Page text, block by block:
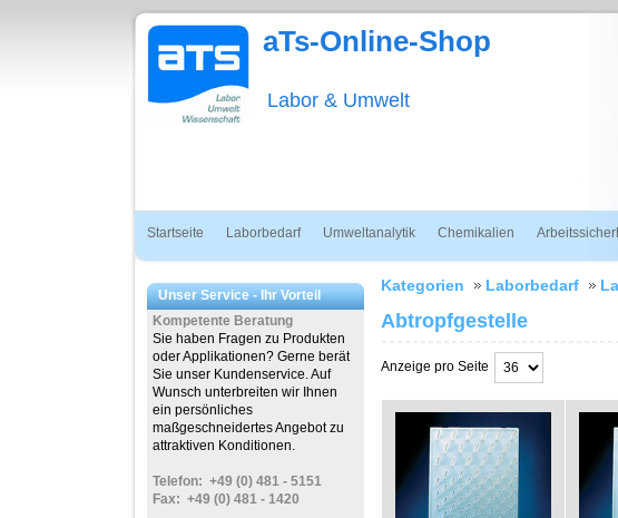
aTs-Online-Shop
Labor & Umwelt
Startseite Laborbedarf Umweltanalytik Chemikalien
Unser Service - Ihr Vorteil
Kompetente Beratung
Sie haben Fragen zu Produkten
oder Applikationen? Gerne berät
Sie unser Kundenservice.Auf
Wunsch unterbreiten wir Ihnen
ein persönliches
maßgeschneidertes Angebot zu
attraktiven Konditionen.
Telefon: +49 (0) 481 - 5151
Fax: +49 (0) 481 - 1420
Kategorien Laborbedarf
Abtropfgestelle
Anzeige pro Seite